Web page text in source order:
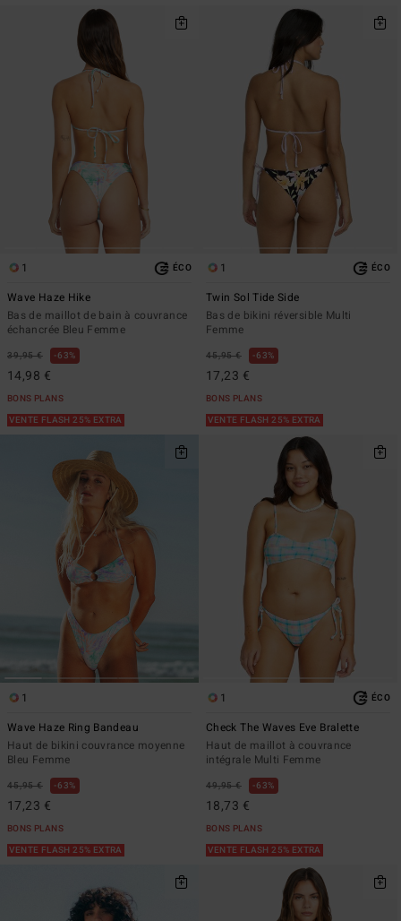
1 ÉCO
Wave Haze Hike
Bas de maillot de bain à couvrance
échancrée Bleu Femme
39,95 € 63%
14,98 €
BONS PLANS
VENTE FLASH 25% EXTRA
1 ÉCO
Twin Sol Tide Side
Bas de bikini réversible Multi
Femme
45,95 € 63%
17,23 €
BONS PLANS
VENTE FLASH 25% EXTRA
1
Wave Haze Ring Bandeau
Haut de bikini couvrance moyenne
Bleu Femme
45,95 € 63%
17,23 €
BONS PLANS
VENTE FLASH 25% EXTRA
1 ÉCO
Check The Waves Eve Bralette
Haut de maillot à couvrance
intégrale Multi Femme
49,95 € 63%
18,73 €
BONS PLANS
VENTE FLASH 25% EXTRA